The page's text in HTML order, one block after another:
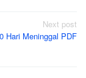
Next post
Hari Meninggal PDF